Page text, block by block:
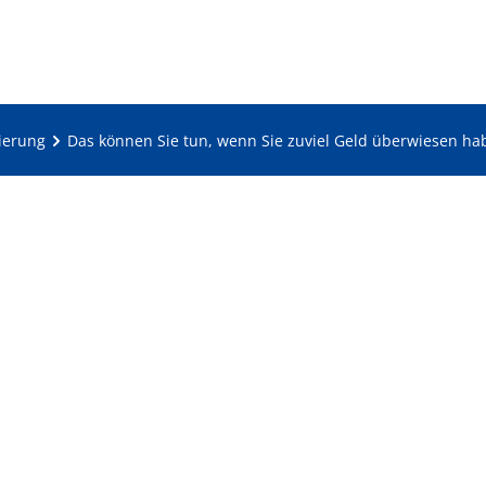
Das können Sie tun, wenn Sie zuviel Geld überwiesen